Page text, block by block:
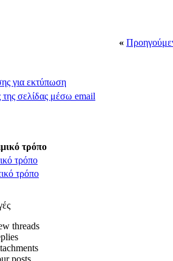
«
για εκτύπωση
σελίδας μέσω email
τρόπο
τρόπο
τρόπο
threads
posts